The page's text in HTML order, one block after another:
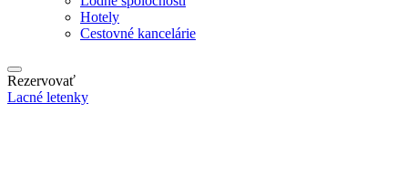
Hotely
Cestovné kancelárie
Rezervovať
Lacné letenky